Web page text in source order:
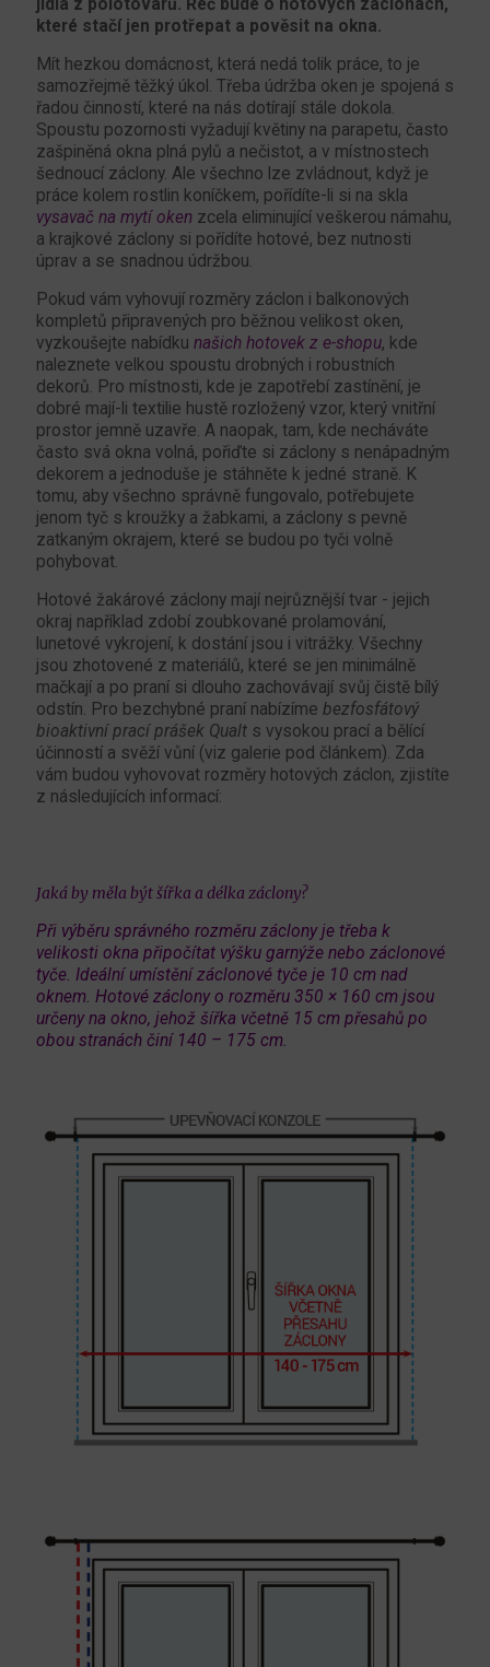
jídla z polotovarů. Řeč bude o hotových záclonách,
které stačí jen protřepat a pověsit na okna.
Mít hezkou domácnost, která nedá tolik práce, to je
samozřejmě těžký úkol. Třeba údržba oken je spojená s
řadou činností, které na nás dotírají stále dokola.
Spoustu pozornosti vyžadují květiny na parapetu, často
zašpiněná okna plná pylů a nečistot, a v místnostech
šednoucí záclony. Ale všechno lze zvládnout, když je
práce kolem rostlin koníčkem, pořídíte-li si na skla
vysavač na mytí oken zcela eliminující veškerou námahu,
a krajkové záclony si pořídíte hotové, bez nutnosti
úprav a se snadnou údržbou.
Pokud vám vyhovují rozměry záclon i balkonových
kompletů připravených pro běžnou velikost oken,
vyzkoušejte nabídku našich hotovek z e-shopu, kde
naleznete velkou spoustu drobných i robustních
dekorů. Pro místnosti, kde je zapotřebí zastínění, je
dobré mají-li textilie hustě rozložený vzor, který vnitřní
prostor jemně uzavře. A naopak, tam, kde necháváte
často svá okna volná, pořiďte si záclony s nenápadným
dekorem a jednoduše je stáhněte k jedné straně. K
tomu, aby všechno správně fungovalo, potřebujete
jenom tyč s kroužky a žabkami, a záclony s pevně
zatkaným okrajem, které se budou po tyči volně
pohybovat.
Hotové žakárové záclony mají nejrůznější tvar - jejich
okraj například zdobí zoubkované prolamování,
lunetové vykrojení, k dostání jsou i vitrážky. Všechny
jsou zhotovené z materiálů, které se jen minimálně
mačkají a po praní si dlouho zachovávají svůj čistě bílý
odstín. Pro bezchybné praní nabízíme bezfosfátový
bioaktivní prací prášek Qualt s vysokou prací a bělící
účinností a svěží vůní (viz galerie pod článkem). Zda
vám budou vyhovovat rozměry hotových záclon, zjistíte
z následujících informací:
Jaká by měla být šířka a délka záclony?
Při výběru správného rozměru záclony je třeba k
velikosti okna připočítat výšku garnýže nebo záclonové
tyče. Ideální umístění záclonové tyče je 10 cm nad
oknem. Hotové záclony o rozměru 350 × 160 cm jsou
určeny na okno, jehož šířka včetně 15 cm přesahů po
obou stranách činí 140 – 175 cm.